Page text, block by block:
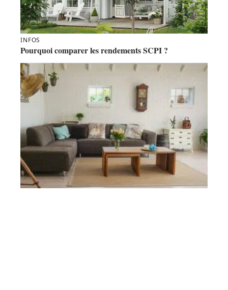
INFOS
Pourquoi comparer les rendements SCPI ?